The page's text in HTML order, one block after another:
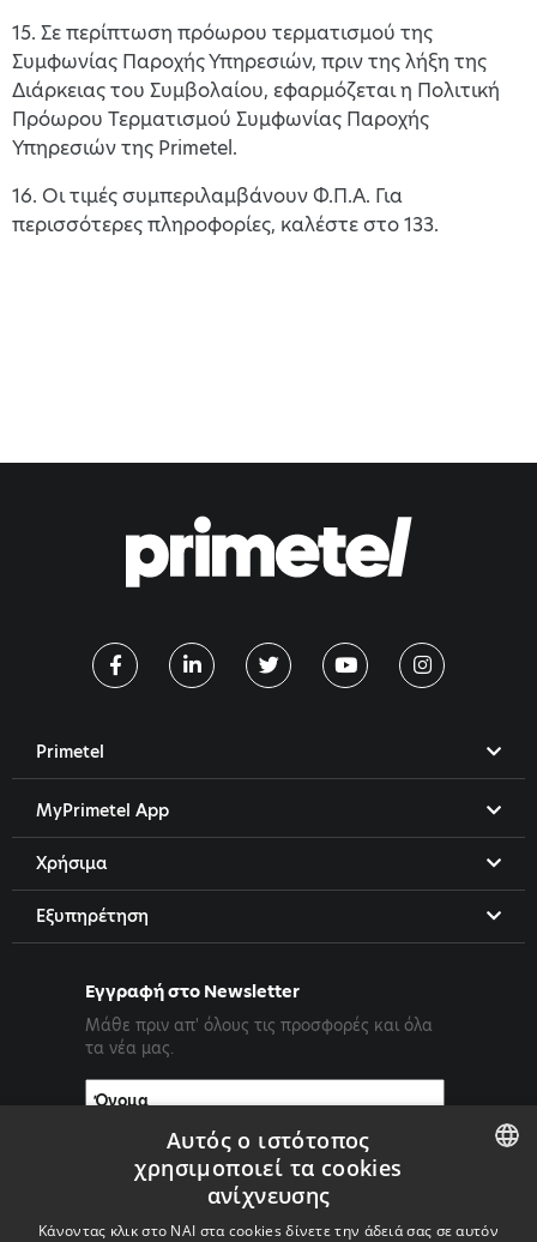
15. Σε περίπτωση πρόωρου τερματισμού της
Συμφωνίας Παροχής Υπηρεσιών, πριν της λήξη της
Διάρκειας του Συμβολαίου, εφαρμόζεται η Πολιτική
Πρόωρου Τερματισμού Συμφωνίας Παροχής
Υπηρεσιών της Primetel.
16. Οι τιμές συμπεριλαμβάνουν Φ.Π.Α. Για
περισσότερες πληροφορίες, καλέστε στο 133.
Primetel
MyPrimetel App
Χρήσιμα
Εξυπηρέτηση
Εγγραφή στο Newsletter
Μάθε πριν απ' όλους τις προσφορές και όλα
τα νέα μας.
GREEK
Αυτός ο ιστότοπος
χρησιμοποιεί τα cookies
ανίχνευσης
Κάνοντας κλικ στο ΝΑΙ στα cookies δίνετε την άδειά σας σε αυτόν